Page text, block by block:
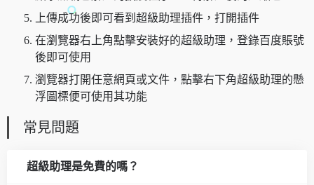
上傳成功後即可看到超級助理插件，打開插件
在瀏覽器右上角點擊安裝好的超級助理，登錄百度賬號
後即可使用
瀏覽器打開任意網頁或文件，點擊右下角超級助理的懸
浮圖標便可使用其功能
常見問題
超級助理是免費的嗎？